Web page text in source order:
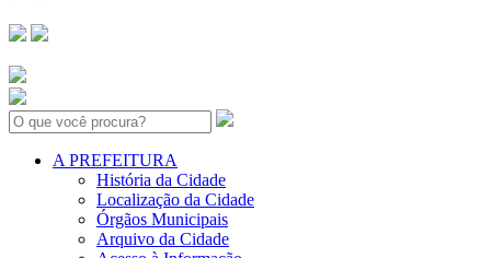
Search:
A PREFEITURA
História da Cidade
Localização da Cidade
Órgãos Municipais
Arquivo da Cidade